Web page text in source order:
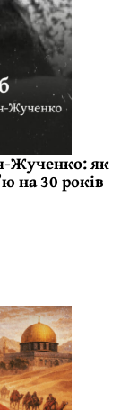
Жученко: як
на 30 років